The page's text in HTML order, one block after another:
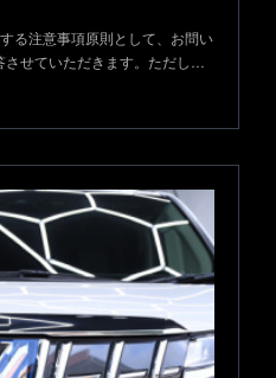
る注意事項原則として、お問い
させていただきます。ただし…